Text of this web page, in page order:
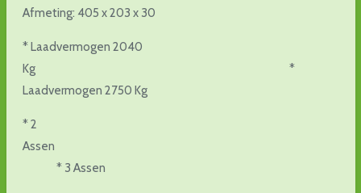
Afmeting: 405 x 203 x 30
* Laadvermogen 2040
Kg *
Laadvermogen 2750 Kg
* 2
Assen
* 3 Assen